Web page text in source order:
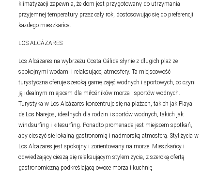
klimatyzacji zapewnia, że dom jest przygotowany do utrzymania
przyjemnej temperatury przez cały rok, dostosowując się do preferencji
każdego mieszkańca.
LOS ALCÁZARES
Los Alcázares na wybrzeżu Costa Cálida słynie z długich plaż ze
spokojnymi wodami i relaksującej atmosfery. Ta miejscowość
turystyczna oferuje szeroką gamę zajęć wodnych i sportowych, co czyni
ją idealnym miejscem dla miłośników morza i sportów wodnych.
Turystyka w Los Alcázares koncentruje się na plażach, takich jak Playa
de Los Narejos, idealnych dla rodzin i sportów wodnych, takich jak
windsurfing i kitesurfing. Ponadto promenada jest miejscem spotkań,
aby cieszyć się lokalną gastronomią i nadmorską atmosferą. Styl życia w
Los Alcazares jest spokojny i zorientowany na morze. Mieszkańcy i
odwiedzający cieszą się relaksującym stylem życia, z szeroką ofertą
gastronomiczną podkreślającą owoce morza i kuchnię